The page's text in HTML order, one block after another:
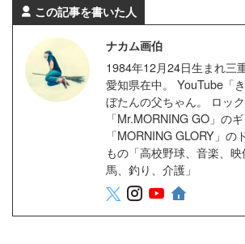
この記事を書いた人
ナカム画伯
1984年12月24日生まれ三
愛知県在中。 YouTube「
ぼたんの父ちゃん。 ロッ
「Mr.MORNING GO」の
「MORNING GLORY」の
もの「高校野球、音楽、
馬、釣り、介護」